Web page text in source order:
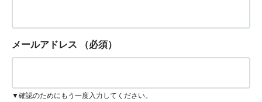
メールアドレス （必須）
▼確認のためにもう一度入力してください。